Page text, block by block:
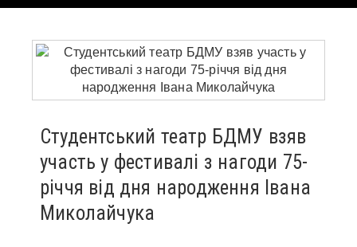
Студентський театр БДМУ взяв
участь у фестивалі з нагоди 75-
річчя від дня народження Івана
Миколайчука